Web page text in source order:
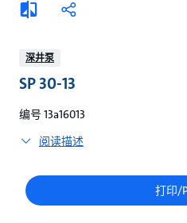
添
加
较
分
深井泵
SP 30-13
编号 13a16013
阅读描述
打印/